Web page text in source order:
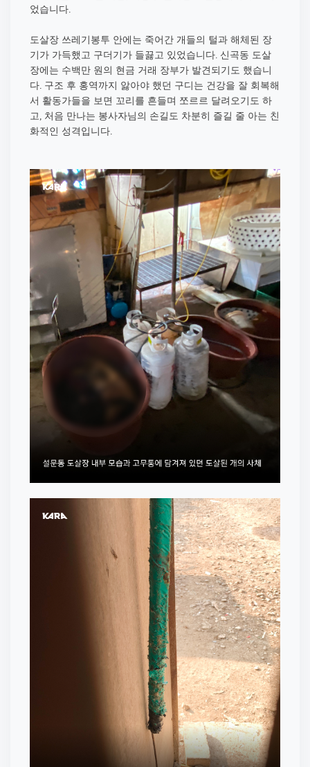
었습니다.
도살장 쓰레기봉투 안에는 죽어간 개들의 털과 해체된 장
기가 가득했고 구더기가 들끓고 있었습니다. 신곡동 도살
장에는 수백만 원의 현금 거래 장부가 발견되기도 했습니
다. 구조 후 홍역까지 앓아야 했던 구디는 건강을 잘 회복해
서 활동가들을 보면 꼬리를 흔들며 쪼르르 달려오기도 하
고, 처음 만나는 봉사자님의 손길도 차분히 즐길 줄 아는 친
화적인 성격입니다.